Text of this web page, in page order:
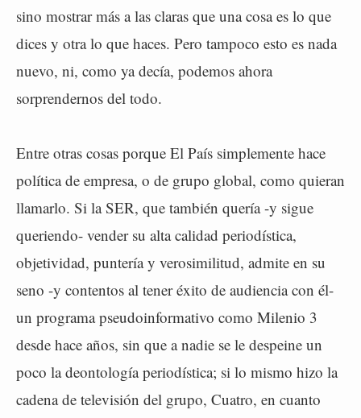
sino mostrar más a las claras que una cosa es lo que
dices y otra lo que haces. Pero tampoco esto es nada
nuevo, ni, como ya decía, podemos ahora
sorprendernos del todo.
Entre otras cosas porque El País simplemente hace
política de empresa, o de grupo global, como quieran
llamarlo. Si la SER, que también quería -y sigue
queriendo- vender su alta calidad periodística,
objetividad, puntería y verosimilitud, admite en su
seno -y contentos al tener éxito de audiencia con él-
un programa pseudoinformativo como Milenio 3
desde hace años, sin que a nadie se le despeine un
poco la deontología periodística; si lo mismo hizo la
cadena de televisión del grupo, Cuatro, en cuanto